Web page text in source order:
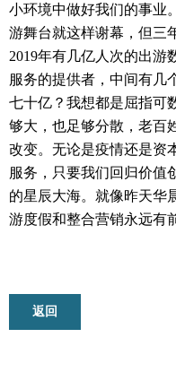
小环境中做好我们的事业
游舞台就这样谢幕，但三
2019年有几亿人次的出游
服务的提供者，中间有几
七十亿？我想都是屈指可
够大，也足够分散，老百
改变。无论是疫情还是资
服务，只要我们回归价值
的星辰大海。就像昨天华
游度假和整合营销永远有
返回